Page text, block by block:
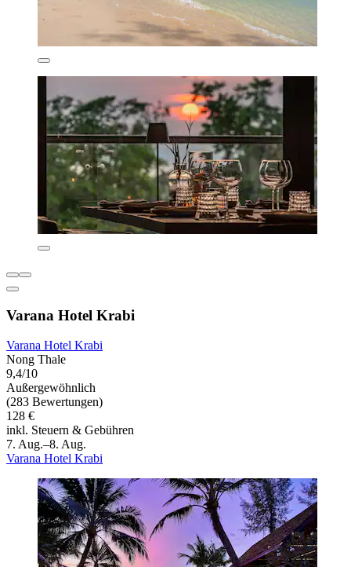
Varana Hotel Krabi
Varana Hotel Krabi
Nong Thale
9,4/10
Außergewöhnlich
(283 Bewertungen)
128 €
inkl. Steuern & Gebühren
7. Aug.–8. Aug.
Varana Hotel Krabi